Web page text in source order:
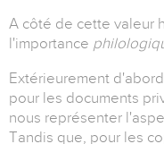
A côté de cette valeur
l'importance
Extérieurement
pour les documents
nous représenter
Tandis que, pour les